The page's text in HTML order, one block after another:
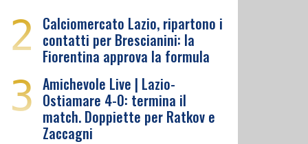
2 Calciomercato Lazio, ripartono i
contatti per Brescianini: la
Fiorentina approva la formula
3 Amichevole Live | Lazio-
Ostiamare 4-0: termina il
match. Doppiette per Ratkov e
Zaccagni